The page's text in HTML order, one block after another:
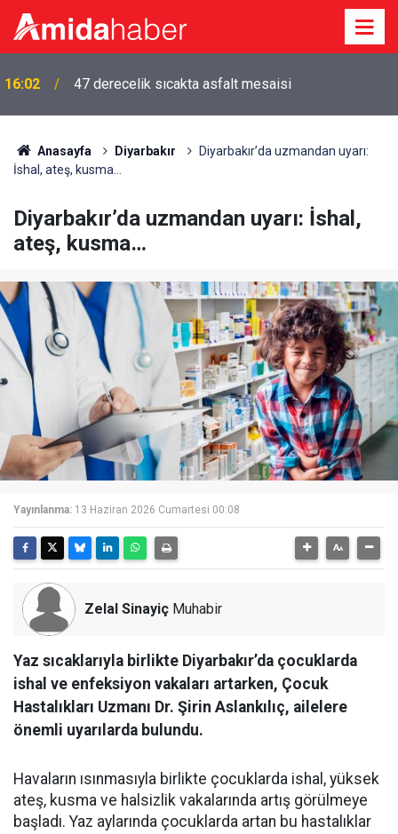
15:46 Amedspor’un gol kralı Diagne Antalyaspor yolunda
Anasayfa Diyarbakır
Diyarbakır’da uzmandan uyarı:
İshal, ateş, kusma…
Diyarbakır’da uzmandan uyarı: İshal,
ateş, kusma…
Yayınlanma: 13 Haziran 2026 Cumartesi 00:08
Zelal Sinayiç Muhabir
Yaz sıcaklarıyla birlikte Diyarbakır’da çocuklarda
ishal ve enfeksiyon vakaları artarken, Çocuk
Hastalıkları Uzmanı Dr. Şirin Aslankılıç, ailelere
önemli uyarılarda bulundu.
Havaların ısınmasıyla birlikte çocuklarda ishal, yüksek
ateş, kusma ve halsizlik vakalarında artış görülmeye
başladı. Yaz aylarında çocuklarda artan bu hastalıklar